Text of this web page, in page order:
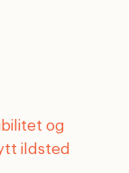
og
ildsted